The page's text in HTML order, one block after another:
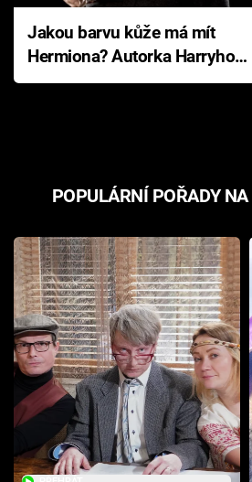
Jakou barvu kůže má mít
Hermiona? Autorka Harryho
Pottera přišla s ráznou
POPULÁRNÍ POŘADY